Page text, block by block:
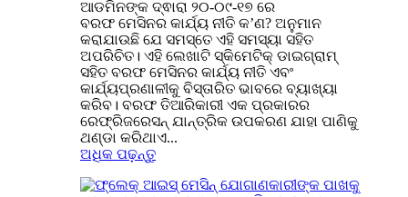
ଆଡମିନଙ୍କ ଦ୍ଵାରା ୨୦-୦୯-୧୭ ରେ
ବରଫ ମେସିନର କାର୍ଯ୍ୟ ନୀତି କ’ଣ? ଅନୁମାନ
କରାଯାଉଛି ଯେ ସମସ୍ତେ ଏହି ସମସ୍ୟା ସହିତ
ଅପରିଚିତ। ଏହି ଲେଖାଟି ସ୍କିମେଟିକ୍ ଡାଇଗ୍ରାମ୍
ସହିତ ବରଫ ମେସିନର କାର୍ଯ୍ୟ ନୀତି ଏବଂ
କାର୍ଯ୍ୟପ୍ରଣାଳୀକୁ ବିସ୍ତାରିତ ଭାବରେ ବ୍ୟାଖ୍ୟା
କରିବ। ବରଫ ତିଆରିକାରୀ ଏକ ପ୍ରକାରର
ରେଫ୍ରିଜରେସନ୍ ଯାନ୍ତ୍ରିକ ଉପକରଣ ଯାହା ପାଣିକୁ
ଥଣ୍ଡା କରିଥାଏ...
ଅଧିକ ପଢ଼ନ୍ତୁ